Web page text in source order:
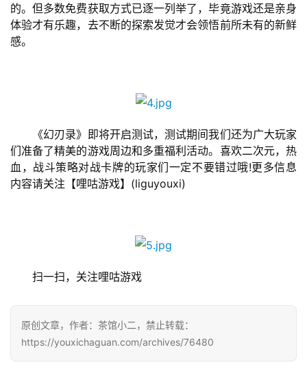
0
2
5
茶
奖
日
游
的。但多数免费获取方式已逐一列举了，毕竟游戏还是亲身
体验才有乐趣，去不断的探索发觉才会领悟前所未有的新鲜
感。
《幻刃录》即将开启测试，测试期间我们还为广大玩家
们准备了精美的游戏周边和多重福利活动。喜欢二次元，热
血，战斗策略对战卡牌的玩家们一定不要错过哦!更多信息
内容请关注【哩咕游戏】(liguyouxi)
扫一扫，关注哩咕游戏
原创文章，作者：茶馆小二，禁止转载：
https://youxichaguan.com/archives/76480